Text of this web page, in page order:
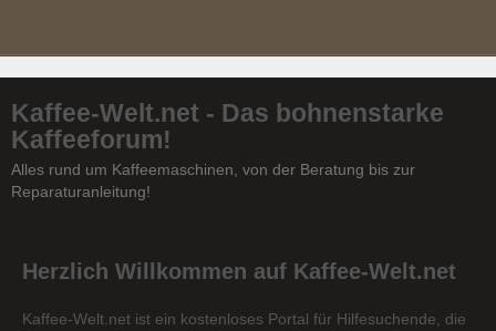
Kaffee-Welt.net - Das bohnenstarke
Kaffeeforum!
Alles rund um Kaffeemaschinen, von der Beratung bis zur
Reparaturanleitung!
Herzlich Willkommen auf Kaffee-Welt.net
Kaffee-Welt.net ist ein kostenloses Portal für Hilfesuchende, die